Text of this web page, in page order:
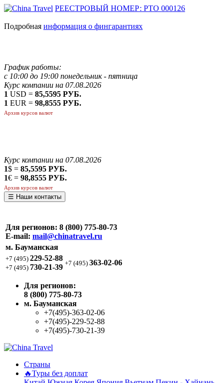
РЕЕСТРОВЫЙ НОМЕР: РТО 000126
Подробная информация о фингарантиях
График работы:
с 10:00 до 19:00 понедельник - пятница
Курс компании на 07.08.2026
1 USD = 85,5595 РУБ.
1 EUR = 98,8555 РУБ.
Архив курсов валют
Курс компании на 07.08.2026
1$ = 85,5595 РУБ.
1€ = 98,8555 РУБ.
Архив курсов валют
☰ Наши контакты
Для регионов: 8 (800) 775-80-73
E-mail: mail@chinatravel.ru
м. Бауманская
+7 (495) 229-52-88
+7 (495) 730-21-39 +7 (495) 363-02-06
Для регионов:
8 (800) 775-80-73
м. Бауманская
+7(495)-363-02-06
+7(495)-229-52-88
+7(495)-730-21-39
Страны
🔥Туры без доплат